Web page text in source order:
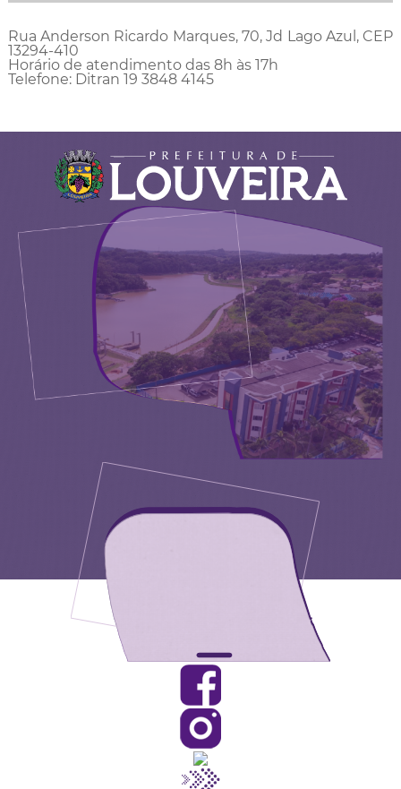
Rua Anderson Ricardo Marques, 70, Jd Lago Azul, CEP
13294-410
Horário de atendimento das 8h às 17h
Telefone: Ditran 19 3848 4145